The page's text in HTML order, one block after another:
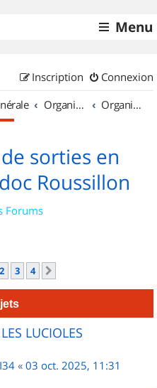
Menu
Connexion
Inscription
Organisation de sorties & Recherche de partenaires Organisation de sorties en région Languedoc Roussillon
sorties en
Roussillon
Forums
2 3 4
LUCIOLES
« 03 oct. 2025, 11:31